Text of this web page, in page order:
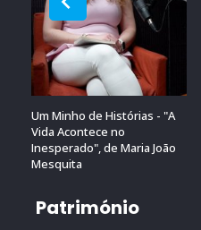
Um Minho de Histórias - "A
Vida Acontece no
Inesperado", de Maria João
Mesquita
Património